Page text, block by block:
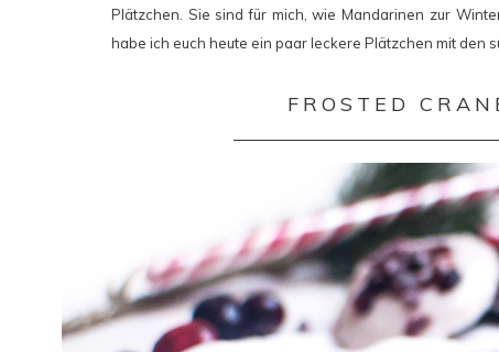
Plätzchen. Sie sind für mich, wie Mandarinen zur
habe ich euch heute ein paar leckere Plätzchen mit den
FROSTED